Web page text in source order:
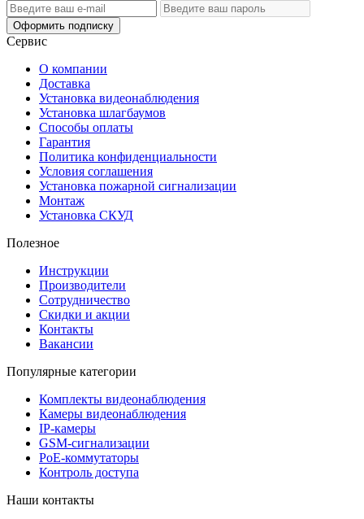
Оформить подписку
Сервис
О компании
Доставка
Установка видеонаблюдения
Установка шлагбаумов
Способы оплаты
Гарантия
Политика конфиденциальности
Условия соглашения
Установка пожарной сигнализации
Монтаж
Установка СКУД
Полезное
Инструкции
Производители
Сотрудничество
Скидки и акции
Контакты
Вакансии
Популярные категории
Комплекты видеонаблюдения
Камеры видеонаблюдения
IP-камеры
GSM-сигнализации
PoE-коммутаторы
Контроль доступа
Наши контакты